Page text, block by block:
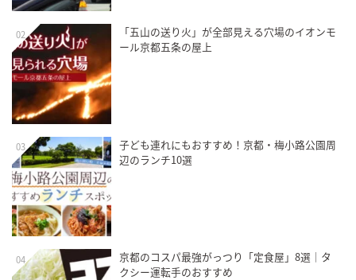
02
「五山の送り火」が全部見える穴場のイオンモ
ール京都五条の屋上
03
子ども連れにもおすすめ！京都・梅小路公園周
辺のランチ10選
04
京都のコスパ最強がっつり「定食屋」8選｜タ
クシー運転手のおすすめ